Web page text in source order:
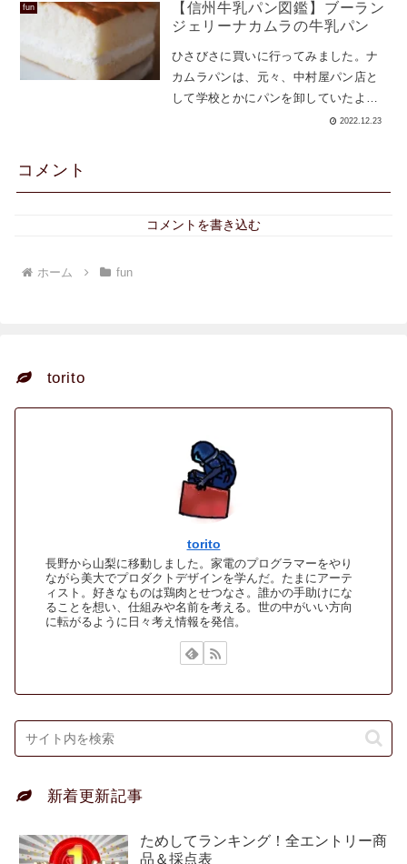
パークス』のうち、いちやまマー...
fun
【信州牛乳パン図鑑】ブーラン
ジェリーナカムラの牛乳パン
ひさびさに買いに行ってみました。ナ
カムラパンは、元々、中村屋パン店と
して学校とかにパンを卸していたよう
です。(となりの建物に看板が残ってい
2022.12.23
コメント
コメントを書き込む
ホーム fun
torito
torito
長野から山梨に移動しました。家電のプログラマーをやり
ながら美大でプロダクトデザインを学んだ。たまにアーテ
ィスト。好きなものは鶏肉とせつなさ。誰かの手助けにな
ることを想い、仕組みや名前を考える。世の中がいい方向
に転がるように日々考え情報を発信。
新着更新記事
ためしてランキング！全エントリー商
品＆採点表